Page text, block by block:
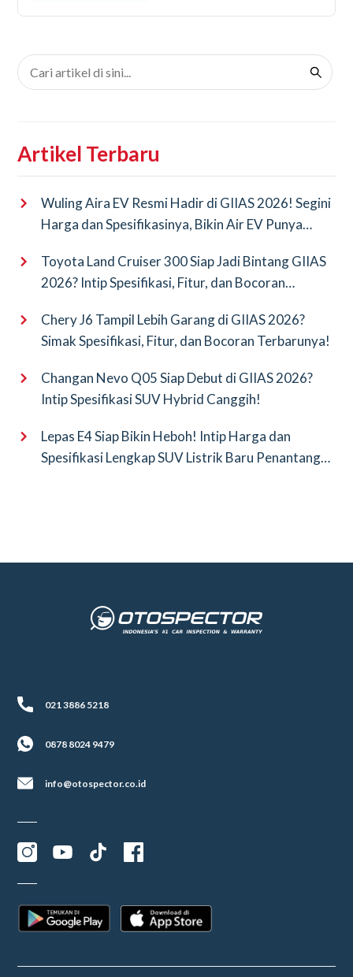
Artikel Terbaru
Wuling Aira EV Resmi Hadir di GIIAS 2026! Segini
Harga dan Spesifikasinya, Bikin Air EV Punya
Toyota Land Cruiser 300 Siap Jadi Bintang GIIAS
2026? Intip Spesifikasi, Fitur, dan Bocoran
Chery J6 Tampil Lebih Garang di GIIAS 2026?
Simak Spesifikasi, Fitur, dan Bocoran Terbarunya!
Changan Nevo Q05 Siap Debut di GIIAS 2026?
Intip Spesifikasi SUV Hybrid Canggih!
Lepas E4 Siap Bikin Heboh! Intip Harga dan
Spesifikasi Lengkap SUV Listrik Baru Penantang
021 3886 5218
0878 8024 9479
info@otospector.co.id